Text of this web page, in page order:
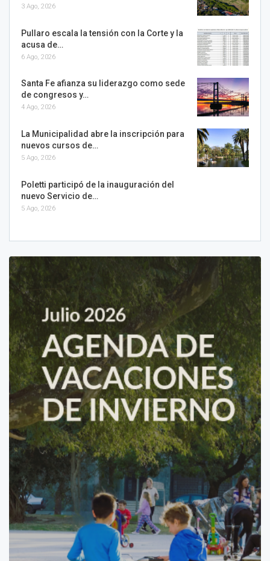
3 Ago, 2026
Pullaro escala la tensión con la Corte y la
acusa de…
6 Ago, 2026
Santa Fe afianza su liderazgo como sede
de congresos y…
4 Ago, 2026
La Municipalidad abre la inscripción para
nuevos cursos de…
5 Ago, 2026
Poletti participó de la inauguración del
nuevo Servicio de…
5 Ago, 2026